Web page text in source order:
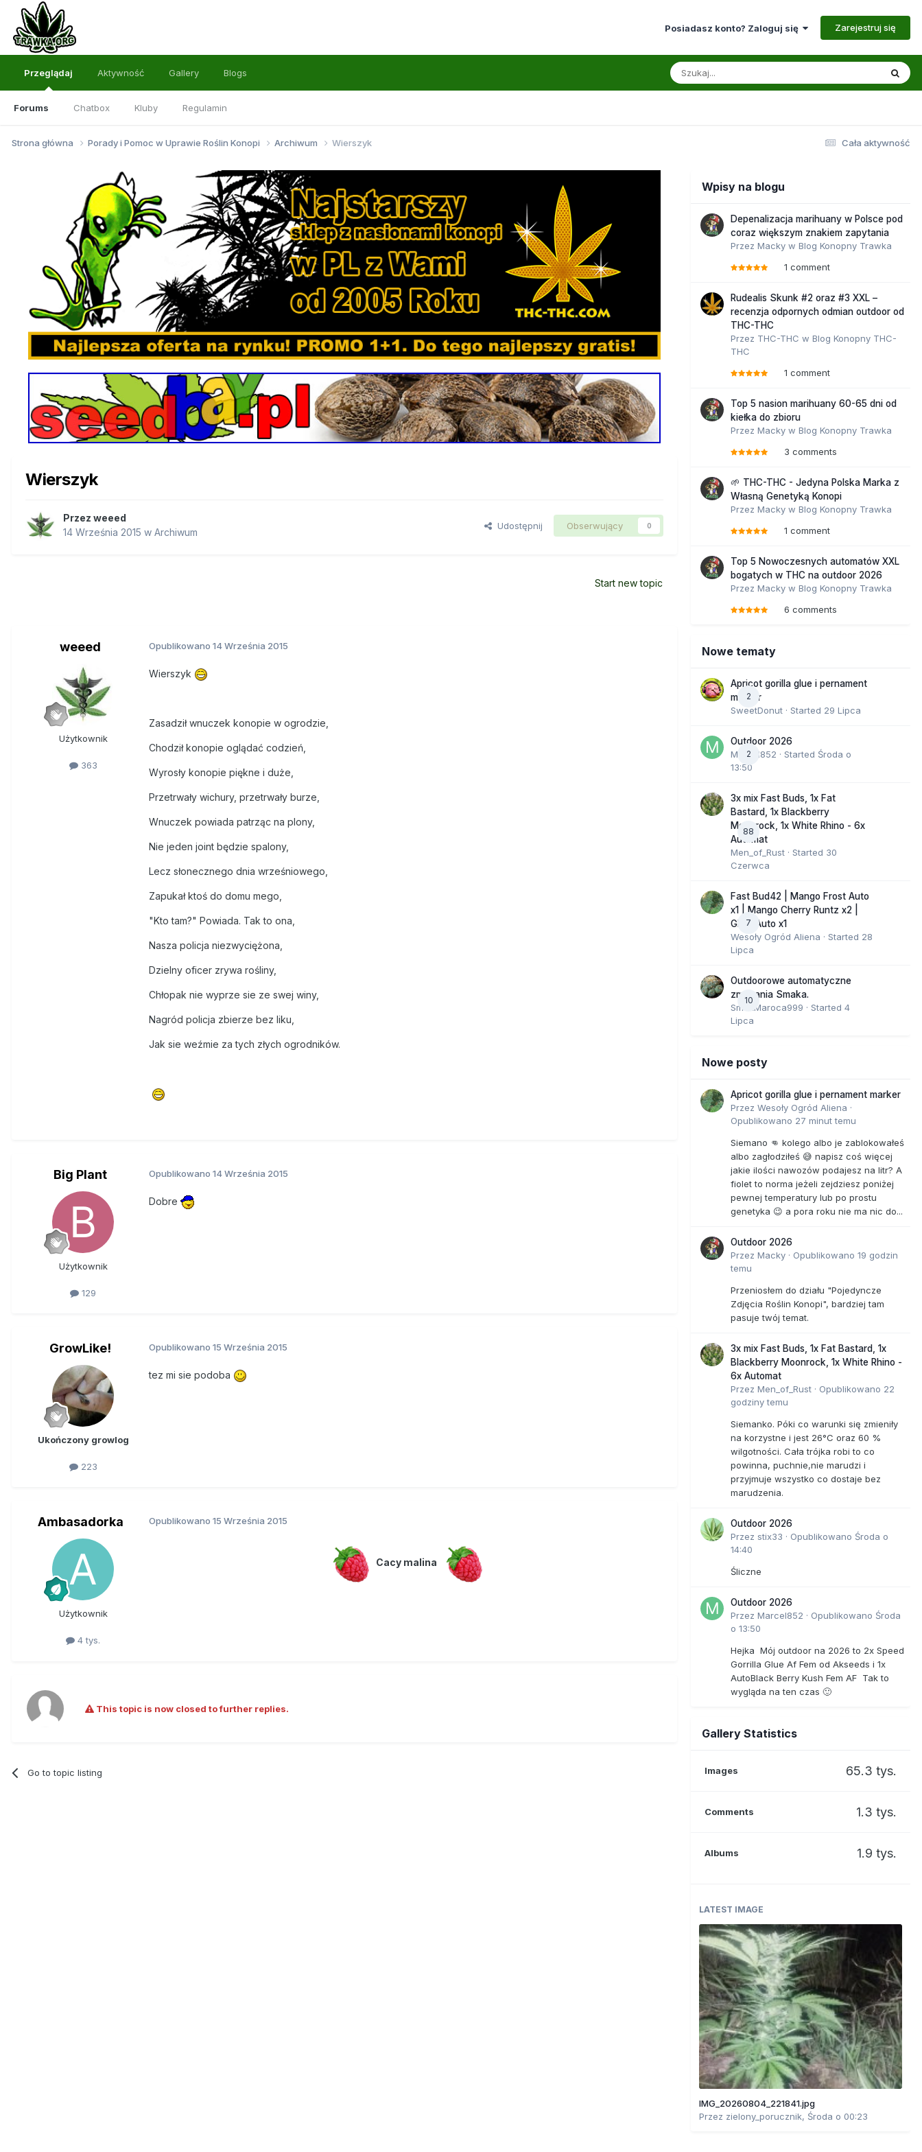
Posiadasz konto? Zaloguj się Zarejestruj się
Przeglądaj
Forums Chatbox Kluby Regulamin
Aktywność Gallery Blogs
Cała aktywność
Strona główna Porady i Pomoc w Uprawie Roślin Konopi Archiwum Wierszyk
Wierszyk
Przez weeed
14 Września 2015 w Archiwum
Udostępnij Obserwujący 0
Start new topic
weeed
Użytkownik
363
Opublikowano 14 Września 2015
Wierszyk
Zasadził wnuczek konopie w ogrodzie,
Chodził konopie oglądać codzień,
Wyrosły konopie piękne i duże,
Przetrwały wichury, przetrwały burze,
Wnuczek powiada patrząc na plony,
Nie jeden joint będzie spalony,
Lecz słonecznego dnia wrześniowego,
Zapukał ktoś do domu mego,
"Kto tam?" Powiada. Tak to ona,
Nasza policja niezwyciężona,
Dzielny oficer zrywa rośliny,
Chłopak nie wyprze sie ze swej winy,
Nagród policja zbierze bez liku,
Jak sie weźmie za tych złych ogrodników.
Big Plant
Użytkownik
129
Opublikowano 14 Września 2015
Dobre
GrowLike!
Ukończony growlog
223
Opublikowano 15 Września 2015
tez mi sie podoba
Ambasadorka
Użytkownik
4 tys.
Opublikowano 15 Września 2015
Cacy malina
This topic is now closed to further replies.
Go to topic listing
Wpisy na blogu
Depenalizacja marihuany w Polsce pod
coraz większym znakiem zapytania
Przez Macky w Blog Konopny Trawka
1 comment
Rudealis Skunk #2 oraz #3 XXL –
recenzja odpornych odmian outdoor od
THC-THC
Przez THC-THC w Blog Konopny THC-
THC
1 comment
Top 5 nasion marihuany 60-65 dni od
kiełka do zbioru
Przez Macky w Blog Konopny Trawka
3 comments
🌱 THC-THC - Jedyna Polska Marka z
Własną Genetyką Konopi
Przez Macky w Blog Konopny Trawka
1 comment
Top 5 Nowoczesnych automatów XXL
bogatych w THC na outdoor 2026
Przez Macky w Blog Konopny Trawka
6 comments
Nowe tematy
2
Apricot gorilla glue i pernament
marker
SweetDonut · Started 29 Lipca
2
Outdoor 2026
Marcel852 · Started Środa o
13:50
88
3x mix Fast Buds, 1x Fat
Bastard, 1x Blackberry
Moonrock, 1x White Rhino - 6x
Automat
Men_of_Rust · Started 30
Czerwca
7
Fast Bud42 | Mango Frost Auto
x1 | Mango Cherry Runtz x2 |
GMO Auto x1
Wesoły Ogród Aliena · Started 28
Lipca
10
Outdoorowe automatyczne
zmagania Smaka.
SmakMaroca999 · Started 4
Lipca
Nowe posty
Apricot gorilla glue i pernament marker
Przez Wesoły Ogród Aliena ·
Opublikowano 27 minut temu
Siemano 👊 kolego albo je zablokowałeś
albo zagłodziłeś 😅 napisz coś więcej
jakie ilości nawozów podajesz na litr? A
fiolet to norma jeżeli zejdziesz poniżej
pewnej temperatury lub po prostu
genetyka 😉 a pora roku nie ma nic do...
Outdoor 2026
Przez Macky · Opublikowano 19 godzin
temu
Przeniosłem do działu "Pojedyncze
Zdjęcia Roślin Konopi", bardziej tam
pasuje twój temat.
3x mix Fast Buds, 1x Fat Bastard, 1x
Blackberry Moonrock, 1x White Rhino -
6x Automat
Przez Men_of_Rust · Opublikowano 22
godziny temu
Siemanko. Póki co warunki się zmieniły
na korzystne i jest 26°C oraz 60 %
wilgotności. Cała trójka robi to co
powinna, puchnie,nie marudzi i
przyjmuje wszystko co dostaje bez
marudzenia.
Outdoor 2026
Przez stix33 · Opublikowano Środa o
14:40
Śliczne
Outdoor 2026
Przez Marcel852 · Opublikowano Środa
o 13:50
Hejka Mój outdoor na 2026 to 2x Speed
Gorrilla Glue Af Fem od Akseeds i 1x
AutoBlack Berry Kush Fem AF Tak to
wygląda na ten czas 🙂
Gallery Statistics
Images 65.3 tys.
Comments 1.3 tys.
Albums 1.9 tys.
LATEST IMAGE
IMG_20260804_221841.jpg
Przez zielony_porucznik, Środa o 00:23